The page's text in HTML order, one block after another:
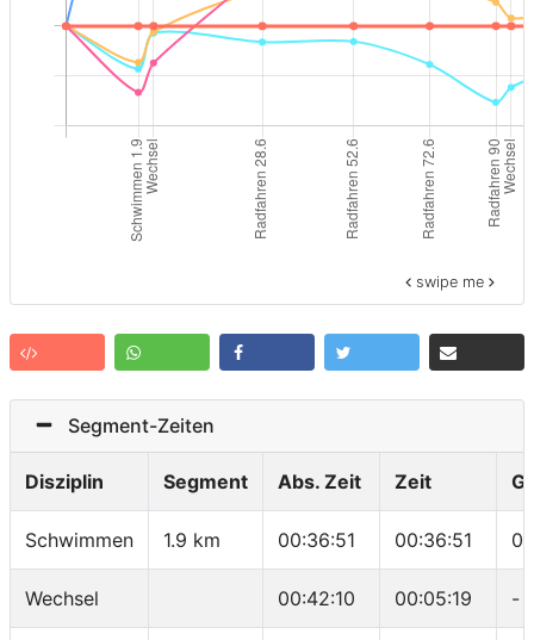
swipe me
Segment-Zeiten
Disziplin Segment Abs. Zeit Zeit
Schwimmen 1.9 km 00:36:51 00:36:51
Wechsel 00:42:10 00:05:19 -